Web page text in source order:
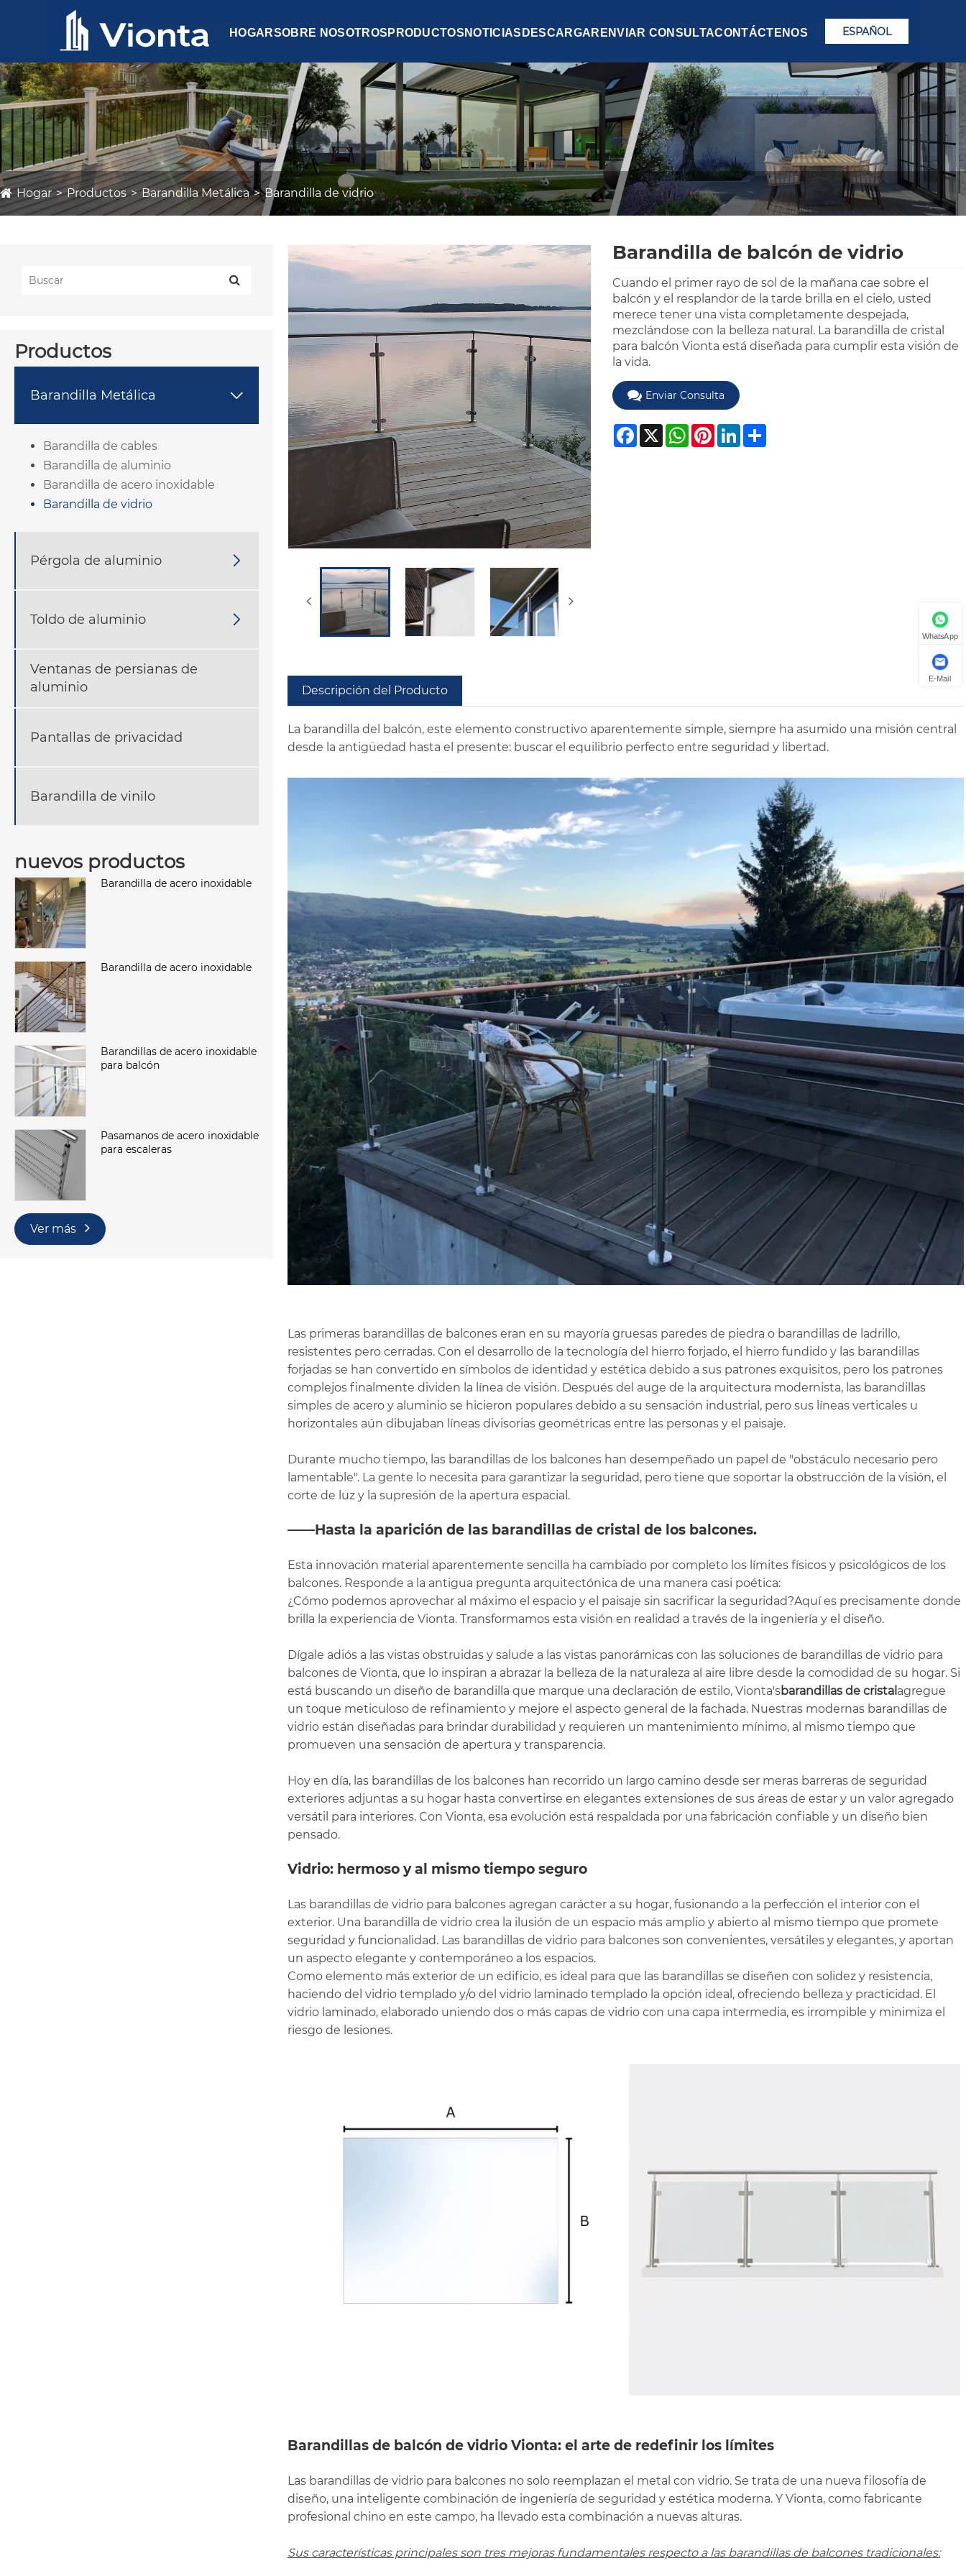
HOGARSOBRE NOSOTROS PRODUCTOS NOTICIAS DESCARGAR ENVIAR CONSULTACONTÁCTENOS ESPAÑOL
Hogar Productos Barandilla Metálica Barandilla de vidrio
Productos
Barandilla Metálica 
Barandilla de cables
Barandilla de aluminio
Barandilla de acero inoxidable
Barandilla de vidrio
Pérgola de aluminio 
Toldo de aluminio 
Ventanas de persianas de
aluminio
Pantallas de privacidad
Barandilla de vinilo
nuevos productos
Barandilla de acero inoxidable
Barandilla de acero inoxidable
Barandillas de acero inoxidable
para balcón
Pasamanos de acero inoxidable
para escaleras
Ver más
Barandilla de balcón de vidrio
Cuando el primer rayo de sol de la mañana cae sobre el
balcón y el resplandor de la tarde brilla en el cielo, usted
merece tener una vista completamente despejada,
mezclándose con la belleza natural. La barandilla de cristal
para balcón Vionta está diseñada para cumplir esta visión de
la vida.
Enviar Consulta
Facebook
X WhatsApp
Pinterest
LinkedIn
Share
Descripción del Producto
La barandilla del balcón, este elemento constructivo aparentemente simple, siempre ha asumido una misión central
desde la antigüedad hasta el presente: buscar el equilibrio perfecto entre seguridad y libertad.
Las primeras barandillas de balcones eran en su mayoría gruesas paredes de piedra o barandillas de ladrillo,
resistentes pero cerradas. Con el desarrollo de la tecnología del hierro forjado, el hierro fundido y las barandillas
forjadas se han convertido en símbolos de identidad y estética debido a sus patrones exquisitos, pero los patrones
complejos finalmente dividen la línea de visión. Después del auge de la arquitectura modernista, las barandillas
simples de acero y aluminio se hicieron populares debido a su sensación industrial, pero sus líneas verticales u
horizontales aún dibujaban líneas divisorias geométricas entre las personas y el paisaje.
Durante mucho tiempo, las barandillas de los balcones han desempeñado un papel de "obstáculo necesario pero
lamentable". La gente lo necesita para garantizar la seguridad, pero tiene que soportar la obstrucción de la visión, el
corte de luz y la supresión de la apertura espacial.
——Hasta la aparición de las barandillas de cristal de los balcones.
Esta innovación material aparentemente sencilla ha cambiado por completo los límites físicos y psicológicos de los
balcones. Responde a la antigua pregunta arquitectónica de una manera casi poética:
¿Cómo podemos aprovechar al máximo el espacio y el paisaje sin sacrificar la seguridad?Aquí es precisamente donde
brilla la experiencia de Vionta. Transformamos esta visión en realidad a través de la ingeniería y el diseño.
Dígale adiós a las vistas obstruidas y salude a las vistas panorámicas con las soluciones de barandillas de vidrio para
balcones de Vionta, que lo inspiran a abrazar la belleza de la naturaleza al aire libre desde la comodidad de su hogar. Si
está buscando un diseño de barandilla que marque una declaración de estilo, Vionta'sbarandillas de cristal agregue
un toque meticuloso de refinamiento y mejore el aspecto general de la fachada. Nuestras modernas barandillas de
vidrio están diseñadas para brindar durabilidad y requieren un mantenimiento mínimo, al mismo tiempo que
promueven una sensación de apertura y transparencia.
Hoy en día, las barandillas de los balcones han recorrido un largo camino desde ser meras barreras de seguridad
exteriores adjuntas a su hogar hasta convertirse en elegantes extensiones de sus áreas de estar y un valor agregado
versátil para interiores. Con Vionta, esa evolución está respaldada por una fabricación confiable y un diseño bien
pensado.
Vidrio: hermoso y al mismo tiempo seguro
Las barandillas de vidrio para balcones agregan carácter a su hogar, fusionando a la perfección el interior con el
exterior. Una barandilla de vidrio crea la ilusión de un espacio más amplio y abierto al mismo tiempo que promete
seguridad y funcionalidad. Las barandillas de vidrio para balcones son convenientes, versátiles y elegantes, y aportan
un aspecto elegante y contemporáneo a los espacios.
Como elemento más exterior de un edificio, es ideal para que las barandillas se diseñen con solidez y resistencia,
haciendo del vidrio templado y/o del vidrio laminado templado la opción ideal, ofreciendo belleza y practicidad. El
vidrio laminado, elaborado uniendo dos o más capas de vidrio con una capa intermedia, es irrompible y minimiza el
riesgo de lesiones.
Barandillas de balcón de vidrio Vionta: el arte de redefinir los límites
Las barandillas de vidrio para balcones no solo reemplazan el metal con vidrio. Se trata de una nueva filosofía de
diseño, una inteligente combinación de ingeniería de seguridad y estética moderna. Y Vionta, como fabricante
profesional chino en este campo, ha llevado esta combinación a nuevas alturas.
Sus características principales son tres mejoras fundamentales respecto a las barandillas de balcones tradicionales:
WhatsApp
E-Mail